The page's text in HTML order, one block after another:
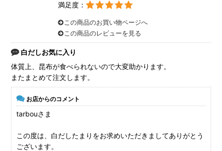
満足度：
この商品のお買い物ページへ
この商品のレビューを見る
白だしお気に入り
体質上、昆布が食べられないので大変助かります。
またまとめて注文します。
お店からのコメント
tarbouさま
この度は、白だしたまりをお求めいただきましてありがとう
ございます。